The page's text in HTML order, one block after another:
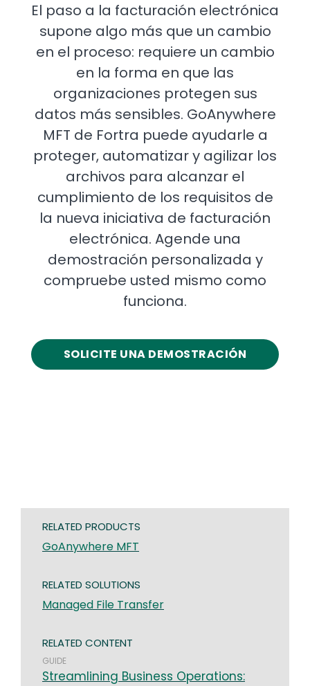
El paso a la facturación electrónica
supone algo más que un cambio
en el proceso: requiere un cambio
en la forma en que las
organizaciones protegen sus
datos más sensibles. GoAnywhere
MFT de Fortra puede ayudarle a
proteger, automatizar y agilizar los
archivos para alcanzar el
cumplimiento de los requisitos de
la nueva iniciativa de facturación
electrónica. Agende una
demostración personalizada y
compruebe usted mismo como
funciona.
SOLICITE UNA DEMOSTRACIÓN
RELATED PRODUCTS
GoAnywhere MFT
RELATED SOLUTIONS
Managed File Transfer
RELATED CONTENT
GUIDE
Streamlining Business Operations: